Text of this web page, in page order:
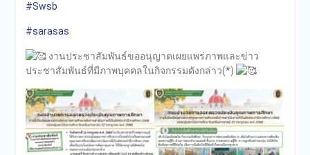
#Swsb
#sarasas
งานประชาสัมพันธ์ขออนุญาตเผยแพร่ภาพและข่าว
ประชาสัมพันธ์ที่มีภาพบุคคลในกิจกรรมดังกล่าว(*)